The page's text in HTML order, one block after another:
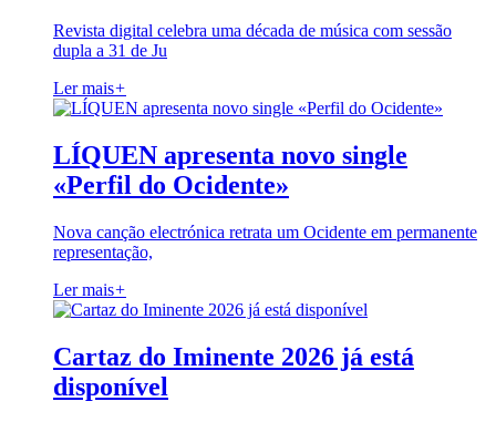
Revista digital celebra uma década de música com sessão
dupla a 31 de Ju
Ler mais+
LÍQUEN apresenta novo single
«Perfil do Ocidente»
Nova canção electrónica retrata um Ocidente em permanente
representação,
Ler mais+
Cartaz do Iminente 2026 já está
disponível